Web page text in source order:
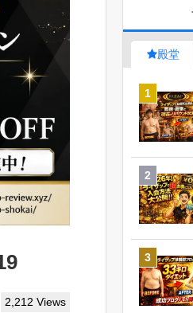
2,212 Views
殿堂